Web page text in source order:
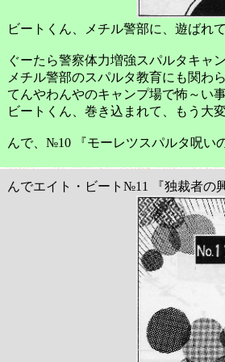
ビートくん、メチル警部に、遊ばれ
ぐーたら警察体力増強スパルタキャ
メチル警部のスパルタ教育にも関わ
てんやわんやのキャンプ場で怖～い
ビートくん、巻き込まれて、もう大
んで、№10 『モーレツスパルタ呪い
んでエイト・ビート№11 『独裁者の